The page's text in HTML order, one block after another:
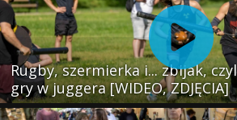
Rugby, szermierka i... zbijak,
gry w juggera [WIDEO, ZDJĘCIA]